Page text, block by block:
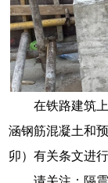
在铁路建筑
涵钢筋混凝土和
卯）有关条文进行